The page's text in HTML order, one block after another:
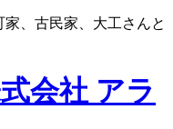
、古民家、大工さんと
会社 アラ